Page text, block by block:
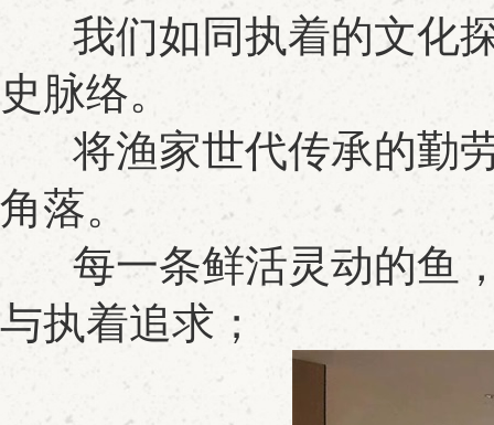
我们如同执着的文化
史脉络。
将渔家世代传承的勤
角落。
每一条鲜活灵动的鱼
与执着追求；